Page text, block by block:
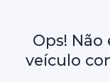
Ops!
veículo